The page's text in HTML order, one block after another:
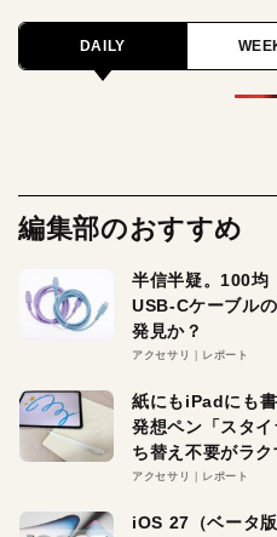
DAILY
編集部のおすすめ
半信半疑。100均
USB-Cケーブル
発見か？
アクセサリ レポート
紙にもiPadにも
発想ペン「スタ
ち替え不要がラク
アクセサリ レポート
iOS 27（ベータ